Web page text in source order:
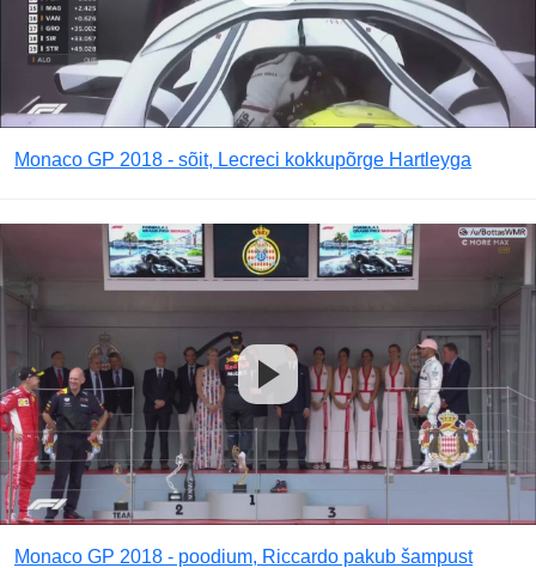
Monaco GP 2018 - sõit, Lecreci kokkupõrge Hartleyga
Monaco GP 2018 - poodium, Riccardo pakub šampust